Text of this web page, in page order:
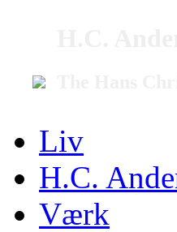
Liv
H.C.
Værk